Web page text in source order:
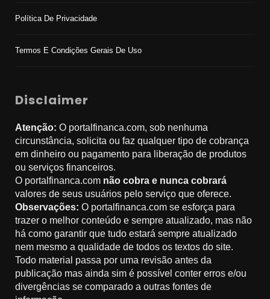
Política De Privacidade
Termos E Condições Gerais De Uso
Disclaimer
Atenção: O portalfinanca.com, sob nenhuma
circunstância, solicita ou faz qualquer tipo de cobrança
em dinheiro ou pagamento para liberação de produtos
ou serviços financeiros.
O portalfinanca.com não cobra e nunca cobrará
valores de seus usuários pelo serviço que oferece.
Observações: O portalfinanca.com se esforça para
trazer o melhor conteúdo e sempre atualizado, mas não
há como garantir que tudo estará sempre atualizado
nem mesmo a qualidade de todos os textos do site.
Todo material passa por uma revisão antes da
publicação mas ainda sim é possível conter erros e/ou
divergências se comparado a outras fontes de